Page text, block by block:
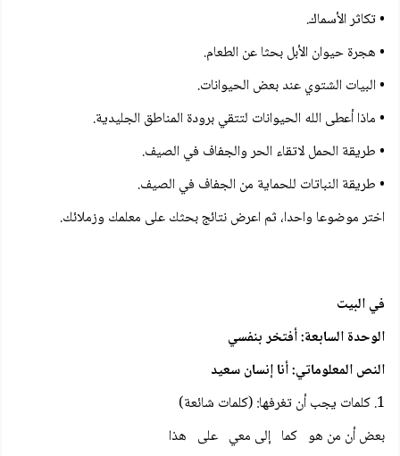
• تكاثر الأسماك.
• هجرة حيوان الأبل بحثا عن الطعام.
• البيات الشتوي عند بعض الحيوانات.
• ماذا أعطى الله الحيوانات لتتقي برودة المناطق الجليدية.
• طريقة الحمل لاتقاء الحر والجفاف في الصيف.
• طريقة النباتات للحماية من الجفاف في الصيف.
اختر موضوعا واحدا، ثم اعرض نتائج بحثك على معلمك وزملائك.
في البيت
الوحدة السابعة: أفتخر بنفسي
النص المعلوماتي: أنا إنسان سعيد
1. كلمات يجب أن تغرفها: (كلمات شائعة)
بعض أن من هو كما إلى معي على هذا